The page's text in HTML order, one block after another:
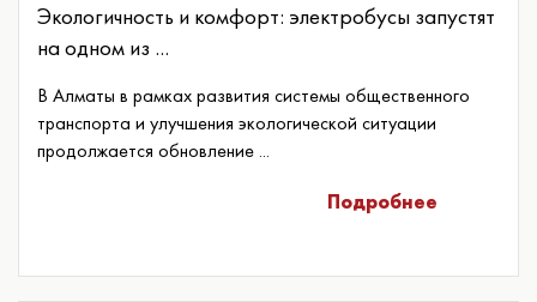
Экологичность и комфорт: электробусы запустят
на одном из ...
В Алматы в рамках развития системы общественного
транспорта и улучшения экологической ситуации
продолжается обновление ...
Подробнее